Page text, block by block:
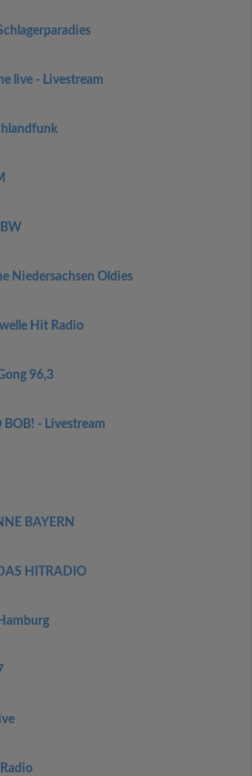
live - Livestream
Niedersachsen Oldies
Hit Radio
96,3
BOB! - Livestream
BAYERN
HITRADIO